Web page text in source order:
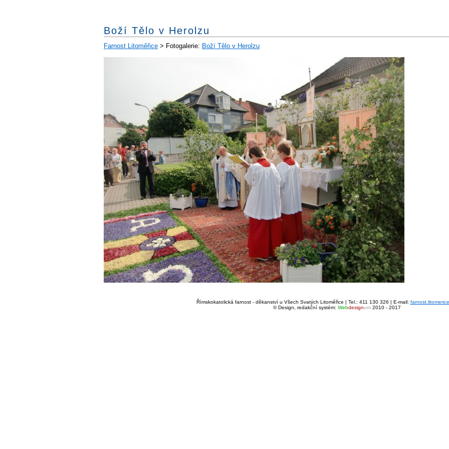
Boží Tělo v Herolzu
Farnost Litoměřice > Fotogalerie: Boží Tělo v Herolzu
Římskokatolická farnost - děkanství u Všech Svatých Litoměřice | Tel.: 411 130 326 | E-mail:
© Design, redakční systém: Webdesignum2010 - 2017